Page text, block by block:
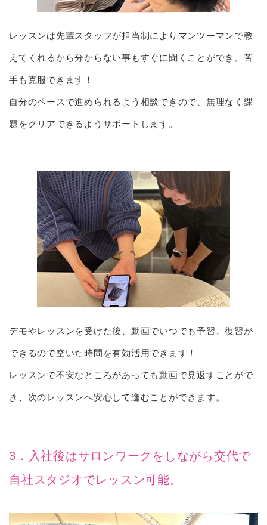
レッスンは先輩スタッフが担当制によりマンツーマンで教
えてくれるから分からない事もすぐに聞くことができ、苦
手も克服できます！
自分のペースで進められるよう相談できので、無理なく課
題をクリアできるようサポートします。
デモやレッスンを受けた後、動画でいつでも予習、復習が
できるので空いた時間を有効活用できます！
レッスンで不安なところがあっても動画で見返すことがで
き、次のレッスンへ安心して進むことができます。
3．入社後はサロンワークをしながら交代で
自社スタジオでレッスン可能。